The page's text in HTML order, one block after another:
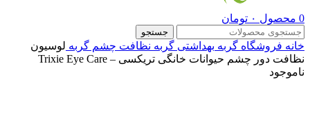
0 محصول ۰ تومان
جستجو
خانه فروشگاه گربه بهداشتی گربه نظافت چشم گربه لوسیون
نظافت دور چشم حیوانات خانگی تریکسی – Trixie Eye Care
ناموجود